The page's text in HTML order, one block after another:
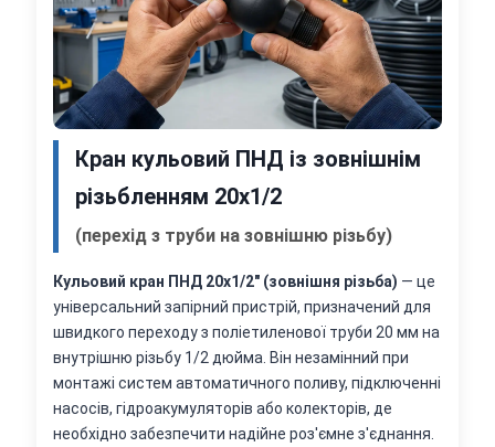
Кран кульовий ПНД із зовнішнім
різьбленням 20х1/2
(перехід з труби на зовнішню різьбу)
Кульовий кран ПНД 20х1/2" (зовнішня різьба) — це
універсальний запірний пристрій, призначений для
швидкого переходу з поліетиленової труби 20 мм на
внутрішню різьбу 1/2 дюйма. Він незамінний при
монтажі систем автоматичного поливу, підключенні
насосів, гідроакумуляторів або колекторів, де
необхідно забезпечити надійне роз'ємне з'єднання.